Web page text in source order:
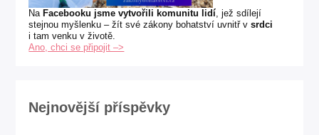
NaFacebooku jsme vytvořili komunitu lidí , jež sdílejí
stejnou myšlenku – žít své zákony bohatství uvnitř vsrdci
i tam venku v životě.
Ano, chci se připojit –>
Nejnovější příspěvky